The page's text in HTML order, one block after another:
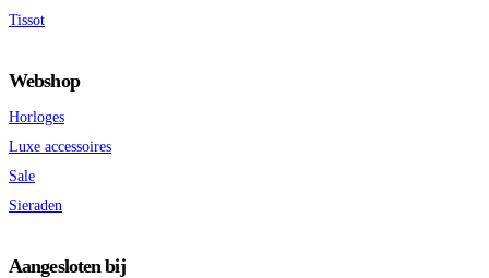
Tissot
Webshop
Horloges
Luxe accessoires
Sale
Sieraden
Aangesloten bij